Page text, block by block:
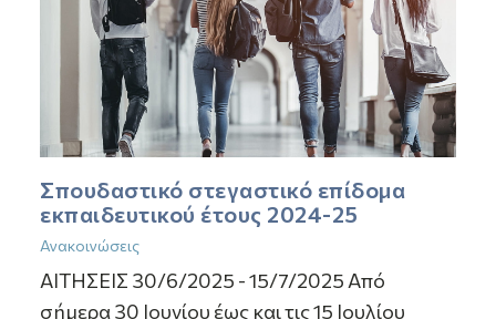
Σπουδαστικό στεγαστικό επίδομα
εκπαιδευτικού έτους 2024-25
Ανακοινώσεις
ΑΙΤΗΣΕΙΣ 30/6/2025 - 15/7/2025 Από
σήμερα 30 Ιουνίου έως και τις 15 Ιουλίου